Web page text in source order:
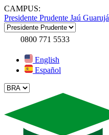
CAMPUS:
Presidente Prudente Jaú Guarujá
0800 771 5533
English
Español